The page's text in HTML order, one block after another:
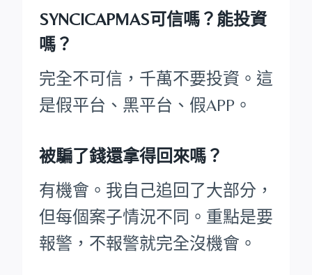
SYNCICAPMAS可信嗎？能投資
嗎？
完全不可信，千萬不要投資。這
是假平台、黑平台、假APP。
被騙了錢還拿得回來嗎？
有機會。我自己追回了大部分，
但每個案子情況不同。重點是要
報警，不報警就完全沒機會。